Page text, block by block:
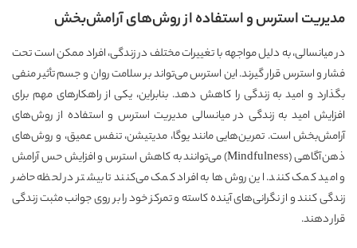
مدیریت استرس و استفاده از روش‌های آرامش‌بخش
در میانسالی، به دلیل مواجهه با تغییرات مختلف در زندگی، افراد ممکن است تحت
فشار و استرس قرار گیرند. این استرس می‌تواند بر سلامت روان و جسم تأثیر منفی
بگذارد و امید به زندگی را کاهش دهد. بنابراین، یکی از راهکارهای مهم برای
افزایش امید به زندگی در میانسالی مدیریت استرس و استفاده از روش‌های
آرامش‌بخش است. تمرین‌هایی مانند یوگا، مدیتیشن، تنفس عمیق، و روش‌های
ذهن‌آگاهی (Mindfulness) می‌توانند به کاهش استرس و افزایش حس آرامش
و امید کمک کنند. این روش‌ها به افراد کمک می‌کنند تا بیشتر در لحظه حاضر
زندگی کنند و از نگرانی‌های آینده کاسته و تمرکز خود را بر روی جوانب مثبت زندگی
قرار دهند.